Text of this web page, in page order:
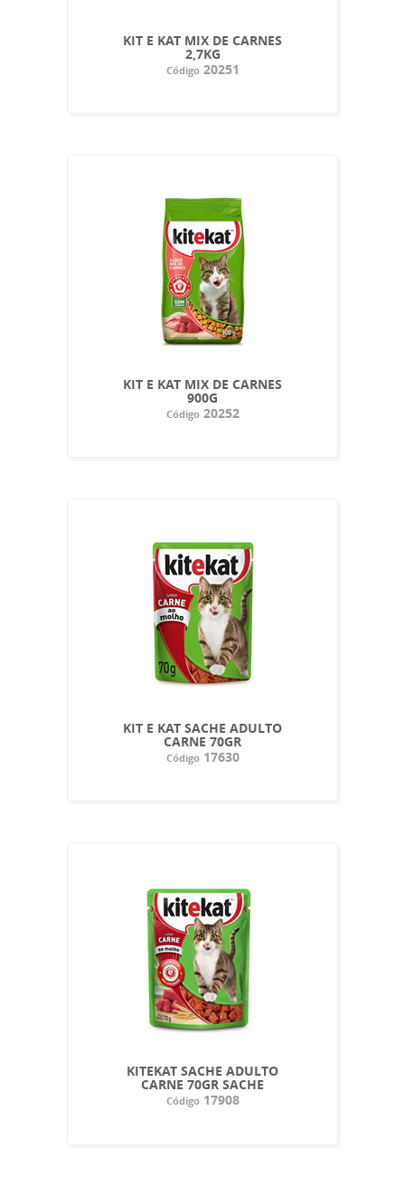
KIT E KAT MIX DE CARNES
2,7KG
Código20251
KIT E KAT MIX DE CARNES
900G
Código20252
KIT E KAT SACHE ADULTO
CARNE 70GR
Código17630
KITEKAT SACHE ADULTO
CARNE 70GR SACHE
Código17908